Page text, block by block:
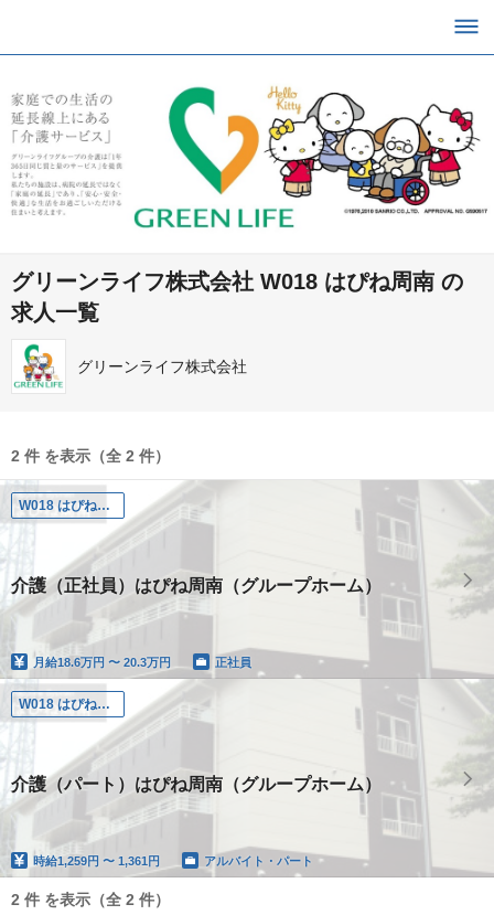
グリーンライフ株式会社 W018 はぴね周南 の
求人一覧
グリーンライフ株式会社
2 件 を表示（全 2 件）
W018 はぴね周南
介護（正社員）はぴね周南（グループホーム）
月給18.6万円 〜 20.3万円 正社員
W018 はぴね周南
介護（パート）はぴね周南（グループホーム）
時給1,259円 〜 1,361円 アルバイト・パート
2 件 を表示（全 2 件）